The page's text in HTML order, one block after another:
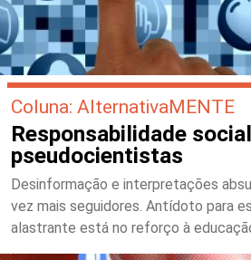
Coluna: AlternativaMENTE
Responsabilidade
pseudocientistas
Desinformação e interpretações
vez mais seguidores. Antídoto para
alastrante está no reforço à